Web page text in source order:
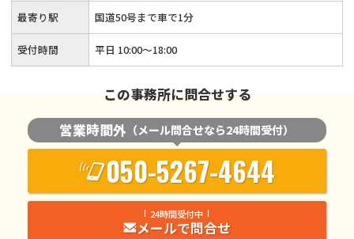
おりませんし、分割払いも可能です。「少しでも安く債務整理
を行いたい」とお考えの方は、他事務所様の費用と比較した上
でぜひご依頼ください。経済的負担が少ない形でご依頼を受け
最寄り駅 国道50号まで車で1分
受付時間 平日 10:00〜18:00
この事務所に問合せする
営業時間外 （メール問合せなら24時間受付）
050-5267-4644
24時間受付中
メールで問合せ